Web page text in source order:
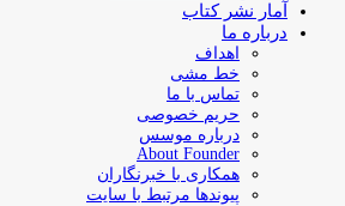
آمار نشر کتاب
درباره ما
اهداف
خط مشی
تماس با ما
حریم خصوصی
درباره موسس
About Founder
همکاری با خبرنگاران
پیوندها مرتبط با سایت